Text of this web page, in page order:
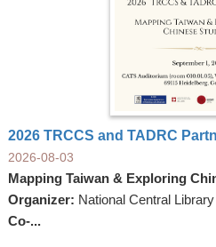
2026 TRCCS and TADRC
2026-08-03
Mapping Taiwan & Exploring
Organizer: National Central
Co-...